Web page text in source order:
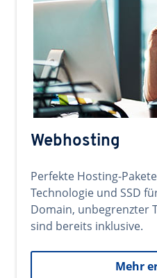
Webhosting
Perfekte Hosting-
Technologie und SSD
Domain, unbegrenzter
sind bereits inklusive.
Mehr